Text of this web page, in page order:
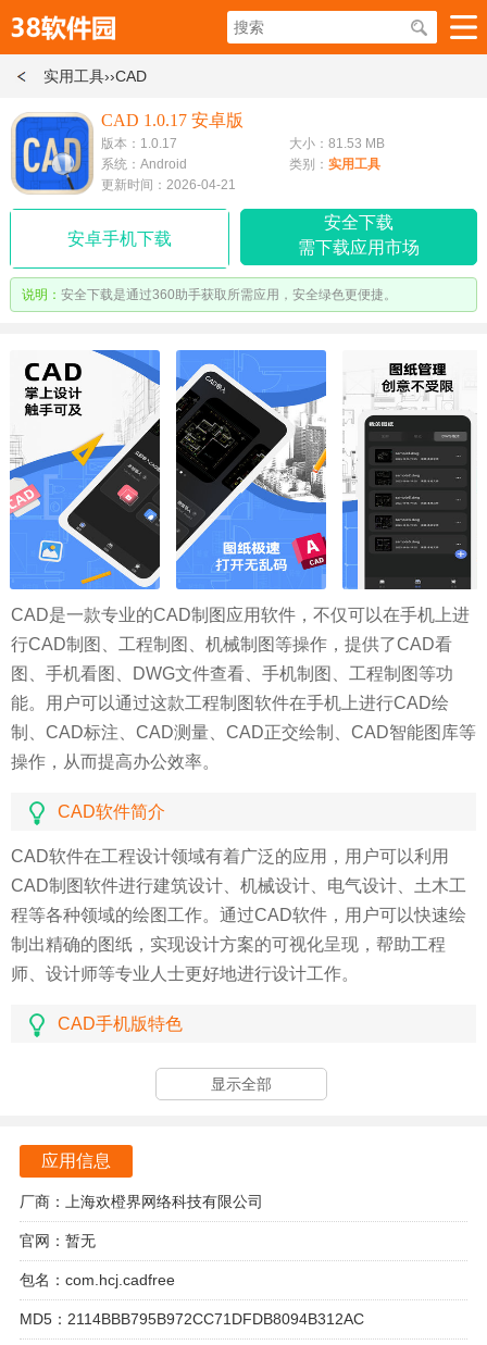
实用工具››CAD
CAD 1.0.17 安卓版
版本：1.0.17
大小：81.53 MB
系统：Android
类别： 实用工具
更新时间：2026-04-21
安卓手机下载
安全下载
需下载应用市场
说明： 安全下载是通过360助手获取所需应用，安全绿色更便捷。
CAD是一款专业的CAD制图应用软件，不仅可以在手机上进
行CAD制图、工程制图、机械制图等操作，提供了CAD看
图、手机看图、DWG文件查看、手机制图、工程制图等功
能。用户可以通过这款工程制图软件在手机上进行CAD绘
制、CAD标注、CAD测量、CAD正交绘制、CAD智能图库等
操作，从而提高办公效率。
CAD软件简介
CAD软件在工程设计领域有着广泛的应用，用户可以利用
CAD制图软件进行建筑设计、机械设计、电气设计、土木工
程等各种领域的绘图工作。通过CAD软件，用户可以快速绘
制出精确的图纸，实现设计方案的可视化呈现，帮助工程
师、设计师等专业人士更好地进行设计工作。
CAD手机版特色
除了CAD制图功能外，CAD软件提供了丰富的工程制图工
具，用户可以在手机上进行CAD标注、CAD测量等操作，方
CAD软件还支持CAD正交绘制，帮助用户更准确地绘制出直
角线、平行线等图形，提高绘图的精度和准确性。
CAD最新版亮点
CAD软件还具有智能图库功能，用户可以在软件中查看各种
图库资源，方便快速添加各种符号、图标等元素到图纸中，
显示全部
应用信息
厂商：上海欢橙界网络科技有限公司
官网：暂无
包名：com.hcj.cadfree
MD5：2114BBB795B972CC71DFDB8094B312AC